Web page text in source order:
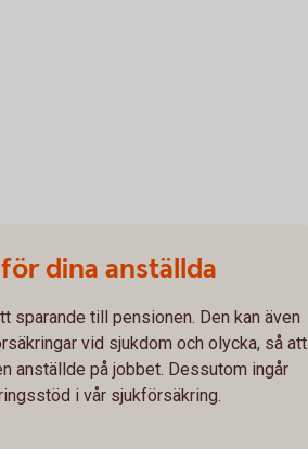
dina anställda
sparande till pensionen. Den kan även
vid sjukdom och olycka, så att
anställde på jobbet. Dessutom ingår
i vår sjukförsäkring.